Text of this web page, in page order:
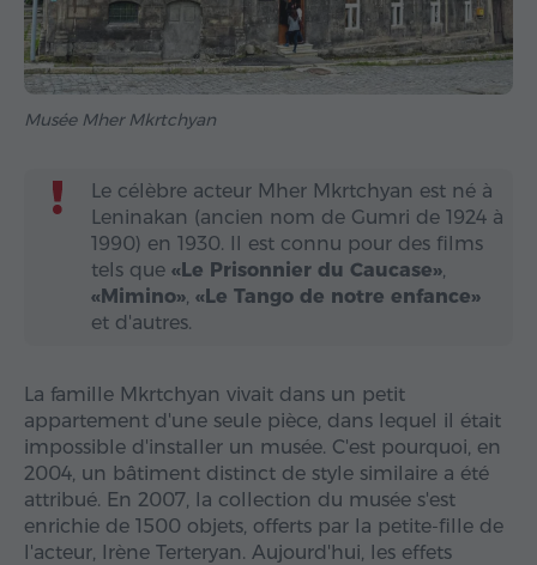
Musée Mher Mkrtchyan
Le célèbre acteur Mher Mkrtchyan est né à
Leninakan (ancien nom de Gumri de 1924 à
1990) en 1930. Il est connu pour des films
tels que «Le Prisonnier du Caucase»,
«Mimino», «Le Tango de notre enfance»
et d'autres.
La famille Mkrtchyan vivait dans un petit
appartement d'une seule pièce, dans lequel il était
impossible d'installer un musée. C'est pourquoi, en
2004, un bâtiment distinct de style similaire a été
attribué. En 2007, la collection du musée s'est
enrichie de 1500 objets, offerts par la petite-fille de
l'acteur, Irène Terteryan. Aujourd'hui, les effets